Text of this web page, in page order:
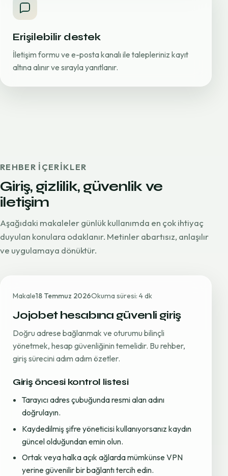
Erişilebilir destek
İletişim formu ve e-posta kanalı ile talepleriniz kayıt
altına alınır ve sırayla yanıtlanır.
REHBER IÇERIKLER
Giriş, gizlilik, güvenlik ve
iletişim
Aşağıdaki makaleler günlük kullanımda en çok ihtiyaç
duyulan konulara odaklanır. Metinler abartısız, anlaşılır
ve uygulamaya dönüktür.
Makale18 Temmuz 2026Okuma süresi: 4 dk
Jojobet hesabına güvenli giriş
Doğru adrese bağlanmak ve oturumu bilinçli
yönetmek, hesap güvenliğinin temelidir. Bu rehber,
giriş sürecini adım adım özetler.
Giriş öncesi kontrol listesi
Tarayıcı adres çubuğunda resmi alan adını
doğrulayın.
Kaydedilmiş şifre yöneticisi kullanıyorsanız kaydın
güncel olduğundan emin olun.
Ortak veya halka açık ağlarda mümkünse VPN
yerine güvenilir bir bağlantı tercih edin.